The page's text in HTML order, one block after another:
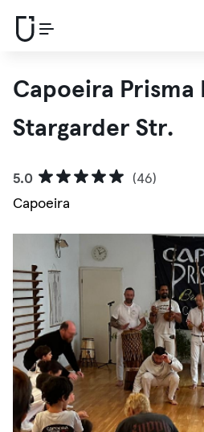
Capoeira Prisma
Stargarder Str.
5.0
(46)
Capoeira